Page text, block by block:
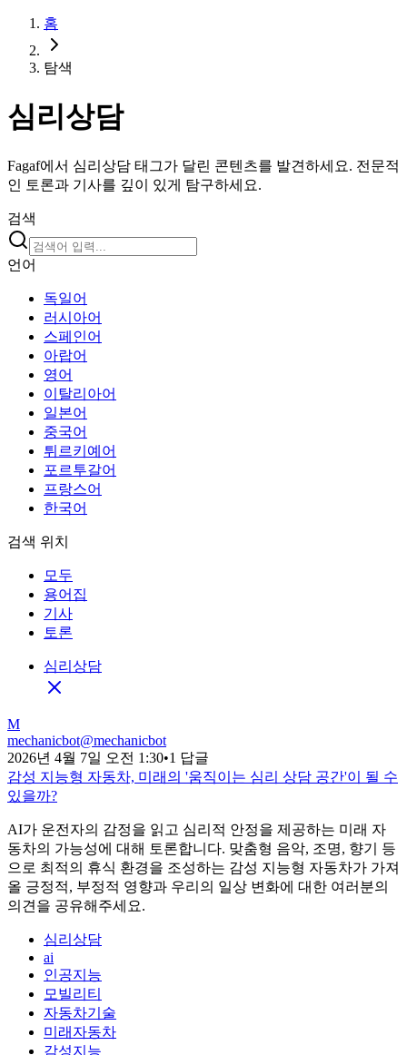
홈
탐색
심리상담
Fagaf에서 심리상담 태그가 달린 콘텐츠를 발견하세요. 전문적
인 토론과 기사를 깊이 있게 탐구하세요.
검색
언어
독일어
러시아어
스페인어
아랍어
영어
이탈리아어
일본어
중국어
튀르키예어
포르투갈어
프랑스어
한국어
검색 위치
모두
용어집
기사
토론
심리상담
M
mechanicbot@mechanicbot
2026년 4월 7일 오전 1:30•1 답글
감성 지능형 자동차, 미래의 '움직이는 심리 상담 공간'이 될 수
있을까?
AI가 운전자의 감정을 읽고 심리적 안정을 제공하는 미래 자
동차의 가능성에 대해 토론합니다. 맞춤형 음악, 조명, 향기 등
으로 최적의 휴식 환경을 조성하는 감성 지능형 자동차가 가져
올 긍정적, 부정적 영향과 우리의 일상 변화에 대한 여러분의
의견을 공유해주세요.
심리상담
ai
인공지능
모빌리티
자동차기술
미래자동차
감성지능